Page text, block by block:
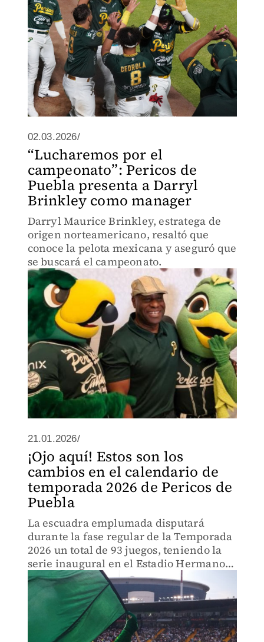
02.03.2026/
“Lucharemos por el
campeonato”: Pericos de
Puebla presenta a Darryl
Brinkley como manager
Darryl Maurice Brinkley, estratega de
origen norteamericano, resaltó que
conoce la pelota mexicana y aseguró que
se buscará el campeonato.
21.01.2026/
¡Ojo aquí! Estos son los
cambios en el calendario de
temporada 2026 de Pericos de
Puebla
La escuadra emplumada disputará
durante la fase regular de la Temporada
2026 un total de 93 juegos, teniendo la
serie inaugural en el Estadio Hermanos
Serdán.